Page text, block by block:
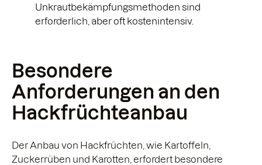
Unkrautbekämpfungsmethoden sind
erforderlich, aber oft kostenintensiv.
Besondere
Anforderungen an den
Hackfrüchteanbau
Der Anbau von Hackfrüchten, wie Kartoffeln,
Zuckerrüben und Karotten, erfordert besondere